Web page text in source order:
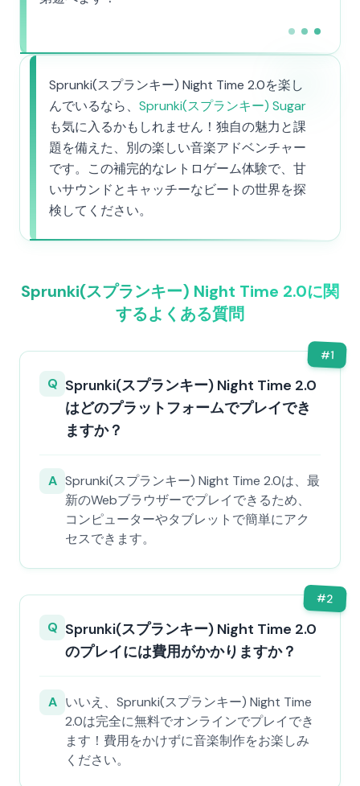
Sprunki(スプランキー) Night Time 2.0を楽し
んでいるなら、 Sprunki(スプランキー) Sugar
も気に入るかもしれません！独自の魅力と課
題を備えた、別の楽しい音楽アドベンチャー
です。この補完的なレトロゲーム体験で、甘
いサウンドとキャッチーなビートの世界を探
検してください。
Sprunki(スプランキー) Night Time 2.0に関
するよくある質問
#1
Q Sprunki(スプランキー) Night Time 2.0
はどのプラットフォームでプレイでき
ますか？
A Sprunki(スプランキー) Night Time 2.0は、最
新のWebブラウザーでプレイできるため、
コンピューターやタブレットで簡単にアク
セスできます。
#2
Q Sprunki(スプランキー) Night Time 2.0
のプレイには費用がかかりますか？
A いいえ、Sprunki(スプランキー) Night Time
2.0は完全に無料でオンラインでプレイでき
ます！費用をかけずに音楽制作をお楽しみ
ください。